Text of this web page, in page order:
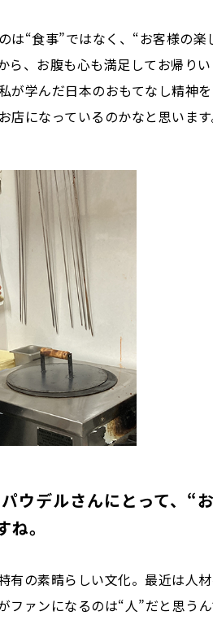
は“食事”ではなく、“お客様の楽
ら、お腹も心も満足してお帰り
が学んだ日本のおもてなし精神
になっているのかなと思います
ウデルさんにとって、“
。
有の素晴らしい文化。最近は人
ファンになるのは“人”だと思う